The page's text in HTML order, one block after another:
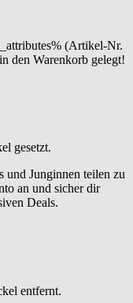
(Artikel-Nr.
den Warenkorb gelegt!
gesetzt.
und Junginnen teilen zu
an und sicher dir
Deals.
entfernt.